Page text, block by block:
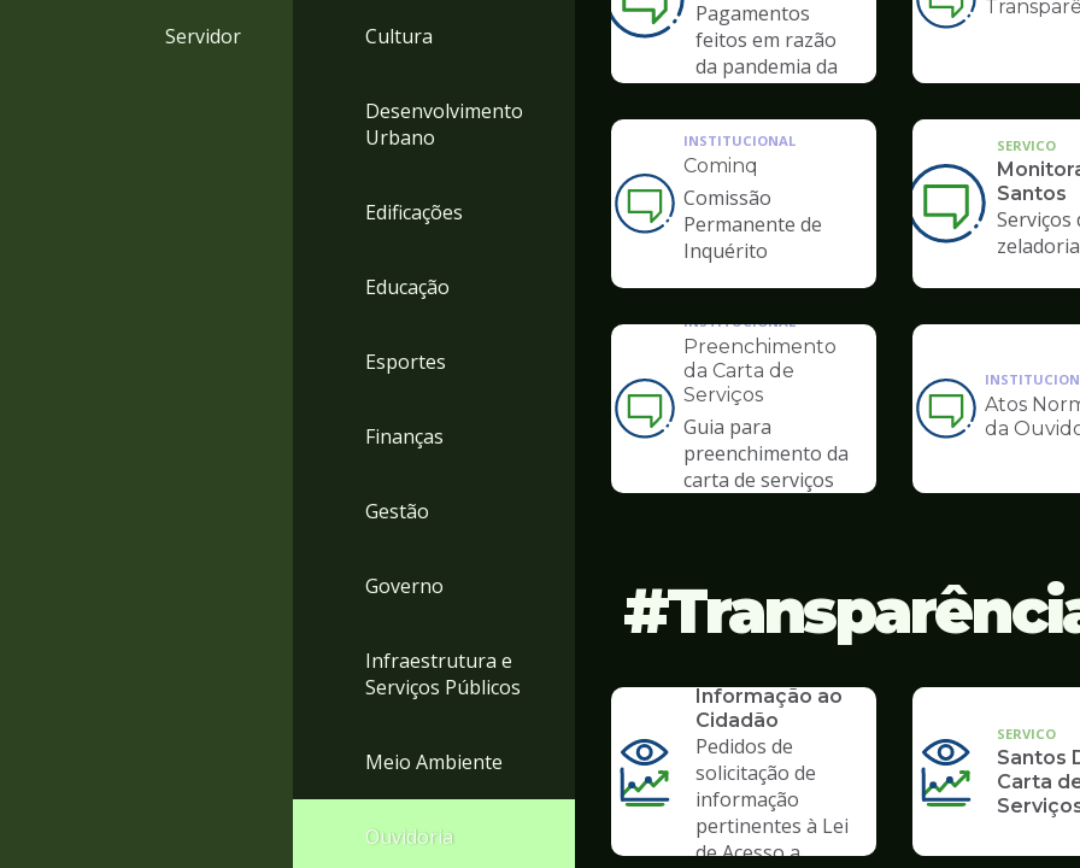
Servidor Cultura
Desenvolvimento
Urbano
Edificações
Educação
Esportes
Finanças
Gestão
Governo
Infraestrutura e
Serviços Públicos
Meio Ambiente
Ouvidoria
Pagamentos
feitos em razão
da pandemia da
Ilustração
da
de
Ouvidoria
Ilustração
da
de
Ouvidoria
INSTITUCIONAL
Cominq
Comissão
Permanente de
Inquérito
SERVICO
Santos
Serviços
zeladoria
Ilustração
da
pagina
de
INSTITUCIONAL
Preenchimento
da Carta de
Serviços
Guia para
preenchimento da
carta de serviços
Ilustração
da
de
Atos
da
Informação ao
Cidadão
Pedidos de
solicitação de
informação
pertinentes à Lei
de Acesso a
SERVICO
Santos
Carta